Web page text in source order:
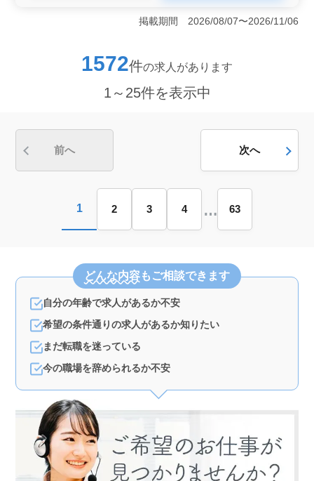
＜ベテラン弁護士募集＞ 経験豊富な弁護士を50代以上
から積極的に募集。 20年以上の経験を活かし、労働問
題や住環境、保険・年金・社会保障など多岐にわたる案
給。 ＜豊富な担当案件＞ 労働問題や住環境、保
険・年金・社会保障など、法的手続や成年後見まで多彩
決に向けたプロフェッショナルが必要です。 ＜働き
所の特徴＞ 平均年齢43.5歳で男女比も均等な組織。60
掲載期間 2026/08/07〜2026/11/06
1572件の求人があります
1～25件を表示中
前へ 次へ
1 2 3 4 … 63
どんな内容もご相談できます
自分の年齢で求人があるか不安
希望の条件通りの求人があるか知りたい
まだ転職を迷っている
今の職場を辞められるか不安